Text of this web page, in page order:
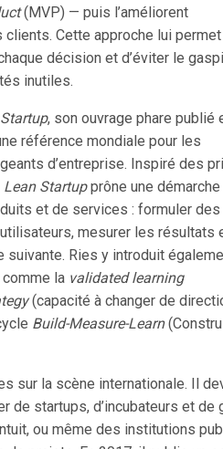
(MVP) — puis l’améliorent
Cette approche lui
décision et d’éviter le
inutiles.
, son ouvrage phare publié
référence mondiale pour les
d’entreprise. Inspiré des
Lean Startupprône une démarche
et de services : formuler des
mesurer les résultats
suivante. Ries y introduit
la validated learning
(capacité à changer de
Build-Measure-Learn
sur la scène internationale. Il
startups, d’incubateurs et de
ou même des institutions